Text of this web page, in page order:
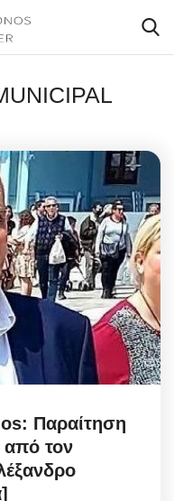
Παραίτηση
από τον